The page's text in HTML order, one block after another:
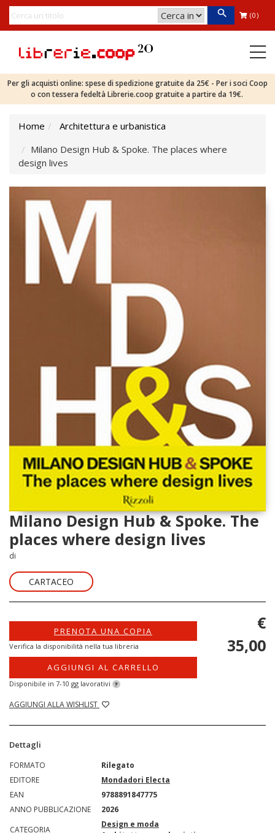
(0)
Per gli acquisti online: spese di spedizione gratuite da 25€ - Per i soci Coop
o con tessera fedeltà Librerie.coop gratuite a partire da 19€.
Home
Architettura e urbanistica
Milano Design Hub & Spoke. The places where
design lives
Milano Design Hub & Spoke. The
places where design lives
di
CARTACEO
PRENOTA UNA COPIA
Verifica la disponibilità nella tua libreria
AGGIUNGI AL CARRELLO
Disponibile in 7-10 gg lavorativi ?
AGGIUNGI ALLA WISHLIST
€
35,00
Dettagli
FORMATO
Rilegato
EDITORE
Mondadori Electa
EAN
9788891847775
ANNO PUBBLICAZIONE
2026
CATEGORIA
Design e moda